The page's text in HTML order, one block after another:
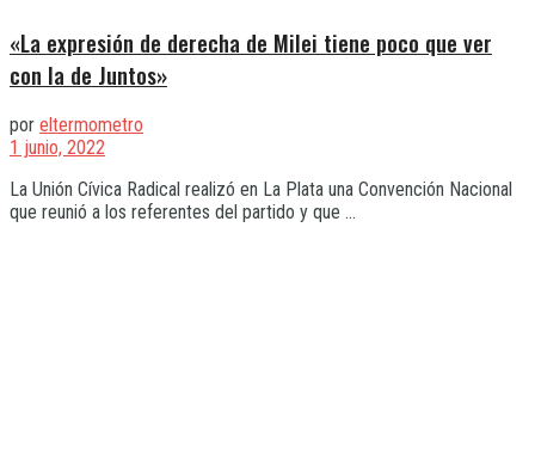
«La expresión de derecha de Milei tiene poco que ver
con la de Juntos»
por eltermometro
1 junio, 2022
La Unión Cívica Radical realizó en La Plata una Convención Nacional
que reunió a los referentes del partido y que ...